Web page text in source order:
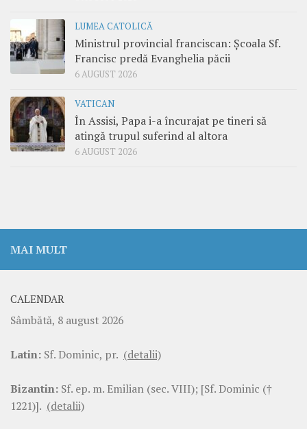
LUMEA CATOLICĂ
Ministrul provincial franciscan: Școala Sf.
Francisc predă Evanghelia păcii
6 AUGUST 2026
VATICAN
În Assisi, Papa i-a încurajat pe tineri să
atingă trupul suferind al altora
6 AUGUST 2026
MAI MULT
CALENDAR
Sâmbătă, 8 august 2026
Latin: Sf. Dominic, pr. (detalii)
Bizantin: Sf. ep. m. Emilian (sec. VIII); [Sf. Dominic (†
1221)]. (detalii)